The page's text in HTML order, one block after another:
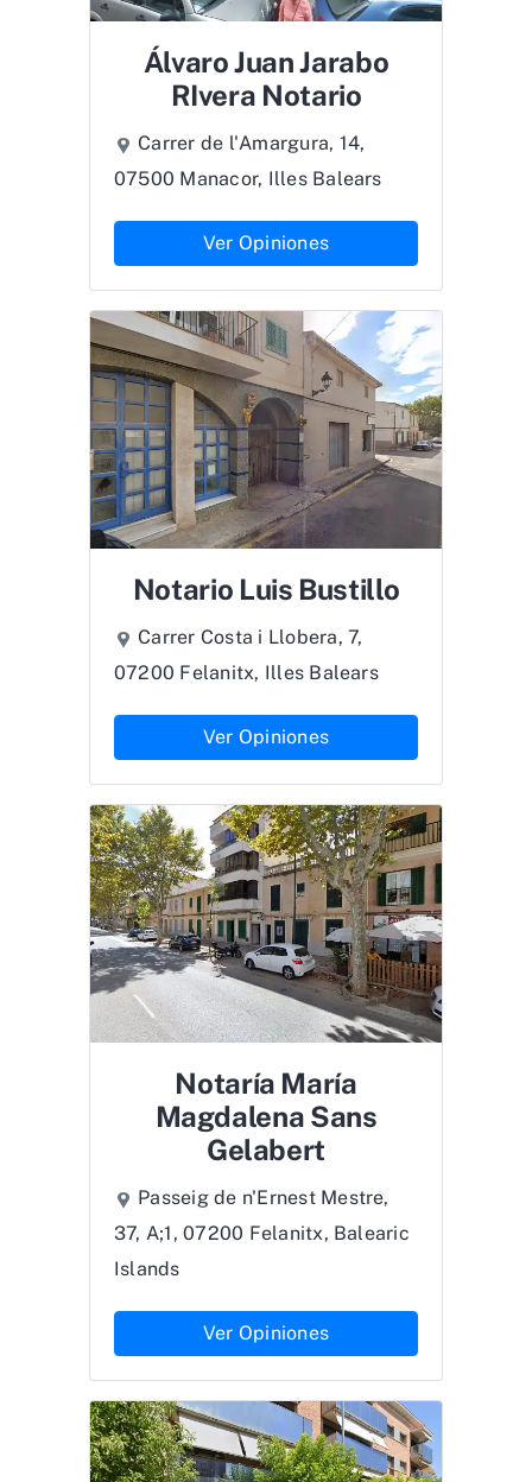
Álvaro Juan Jarabo
RIvera Notario
Carrer de l'Amargura, 14,
07500 Manacor, Illes Balears
Ver Opiniones
Notario Luis Bustillo
Carrer Costa i Llobera, 7,
07200 Felanitx, Illes Balears
Ver Opiniones
Notaría María
Magdalena Sans
Gelabert
Passeig de n'Ernest Mestre,
37, A;1, 07200 Felanitx, Balearic
Islands
Ver Opiniones